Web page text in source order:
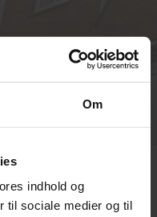
Om
indhold og
til sociale medier og til
8.30 - 14.00​